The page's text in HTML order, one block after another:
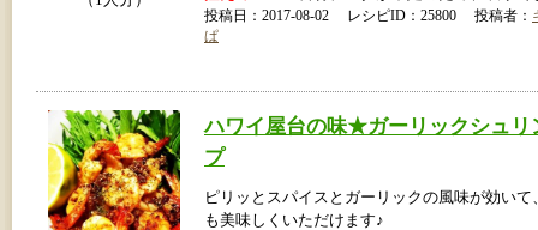
投稿日：2017-08-02 レシピID：25800 投稿者：
ぱ
ハワイ屋台の味★ガーリックシュリ
プ
ピリッとスパイスとガーリックの風味が効いて
も美味しくいただけます♪